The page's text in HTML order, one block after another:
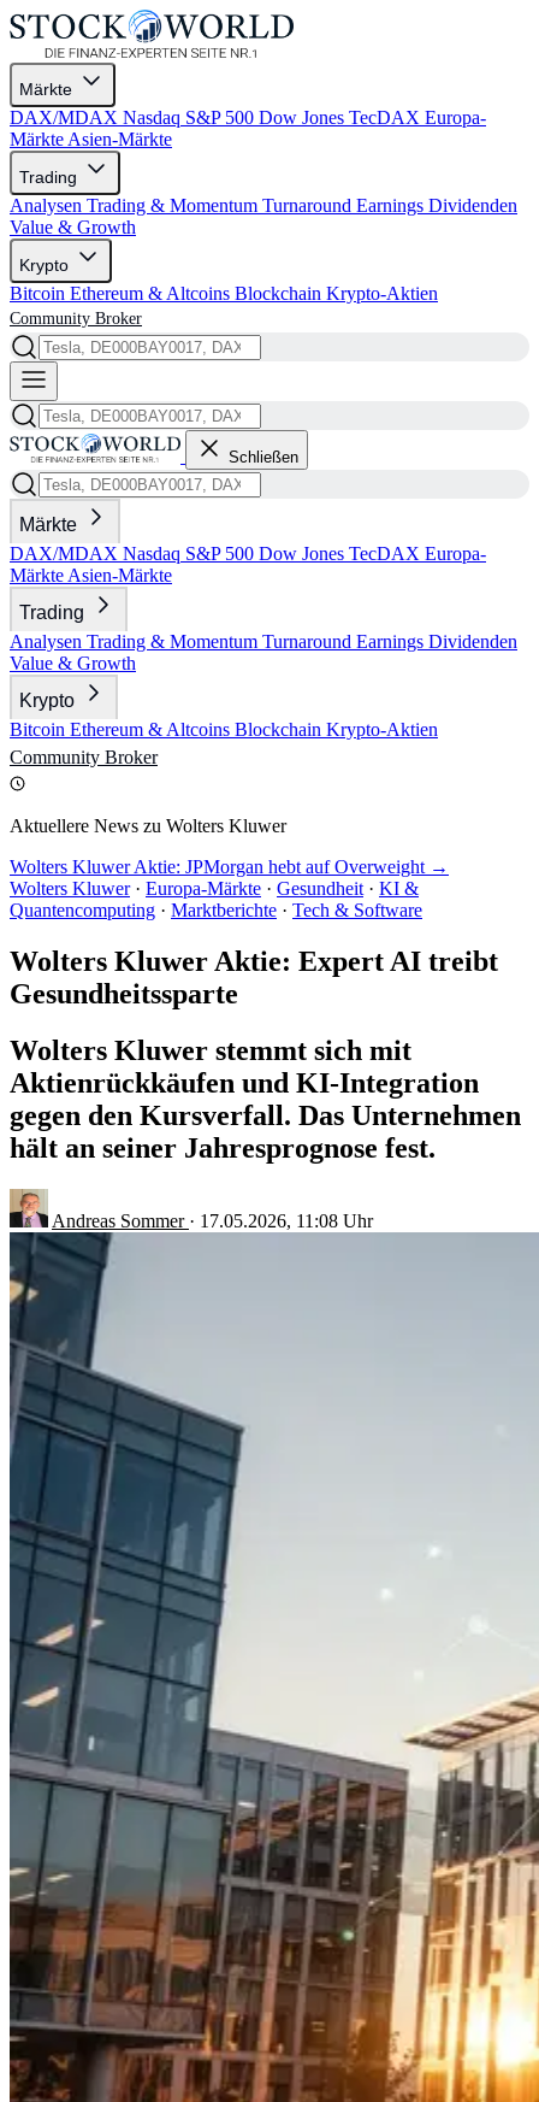
Märkte
DAX/MDAX Nasdaq S&P 500 Dow Jones TecDAX Europa-
Märkte Asien-Märkte
Trading
Analysen Trading & Momentum Turnaround Earnings Dividenden
Value & Growth
Krypto
Bitcoin Ethereum & Altcoins Blockchain Krypto-Aktien
Community Broker
Schließen
Märkte
DAX/MDAX Nasdaq S&P 500 Dow Jones TecDAX Europa-
Märkte Asien-Märkte
Trading
Analysen Trading & Momentum Turnaround Earnings Dividenden
Value & Growth
Krypto
Bitcoin Ethereum & Altcoins Blockchain Krypto-Aktien
Community Broker
Aktuellere News zu Wolters Kluwer
Wolters Kluwer Aktie: JPMorgan hebt auf Overweight →
Wolters Kluwer · Europa-Märkte · Gesundheit · KI &
Quantencomputing · Marktberichte · Tech & Software
Wolters Kluwer Aktie: Expert AI treibt
Gesundheitssparte
Wolters Kluwer stemmt sich mit
Aktienrückkäufen und KI-Integration
gegen den Kursverfall. Das Unternehmen
hält an seiner Jahresprognose fest.
Andreas Sommer · 17.05.2026, 11:08 Uhr